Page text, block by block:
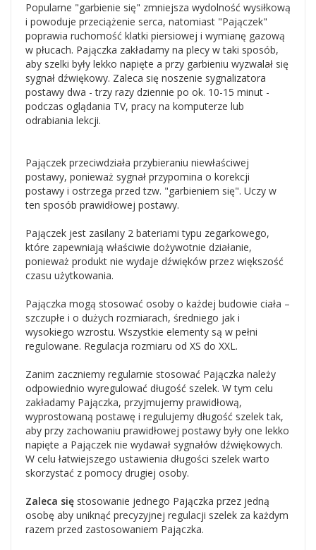
Popularne "garbienie się" zmniejsza wydolność wysiłkową
i powoduje przeciążenie serca, natomiast "Pajączek"
poprawia ruchomość klatki piersiowej i wymianę gazową
w płucach. Pajączka zakładamy na plecy w taki sposób,
aby szelki były lekko napięte a przy garbieniu wyzwalał się
sygnał dźwiękowy. Zaleca się noszenie sygnalizatora
postawy dwa - trzy razy dziennie po ok. 10-15 minut -
podczas oglądania TV, pracy na komputerze lub
odrabiania lekcji.
Pajączek przeciwdziała przybieraniu niewłaściwej
postawy, ponieważ sygnał przypomina o korekcji
postawy i ostrzega przed tzw. "garbieniem się". Uczy w
ten sposób prawidłowej postawy.
Pajączek jest zasilany 2 bateriami typu zegarkowego,
które zapewniają właściwie dożywotnie działanie,
ponieważ produkt nie wydaje dźwięków przez większość
czasu użytkowania.
Pajączka mogą stosować osoby o każdej budowie ciała –
szczupłe i o dużych rozmiarach, średniego jak i
wysokiego wzrostu. Wszystkie elementy są w pełni
regulowane. Regulacja rozmiaru od XS do XXL.
Zanim zaczniemy regularnie stosować Pajączka należy
odpowiednio wyregulować długość szelek. W tym celu
zakładamy Pajączka, przyjmujemy prawidłową,
wyprostowaną postawę i regulujemy długość szelek tak,
aby przy zachowaniu prawidłowej postawy były one lekko
napięte a Pajączek nie wydawał sygnałów dźwiękowych.
W celu łatwiejszego ustawienia długości szelek warto
skorzystać z pomocy drugiej osoby.
Zaleca się stosowanie jednego Pajączka przez jedną
osobę aby uniknąć precyzyjnej regulacji szelek za każdym
razem przed zastosowaniem Pajączka.